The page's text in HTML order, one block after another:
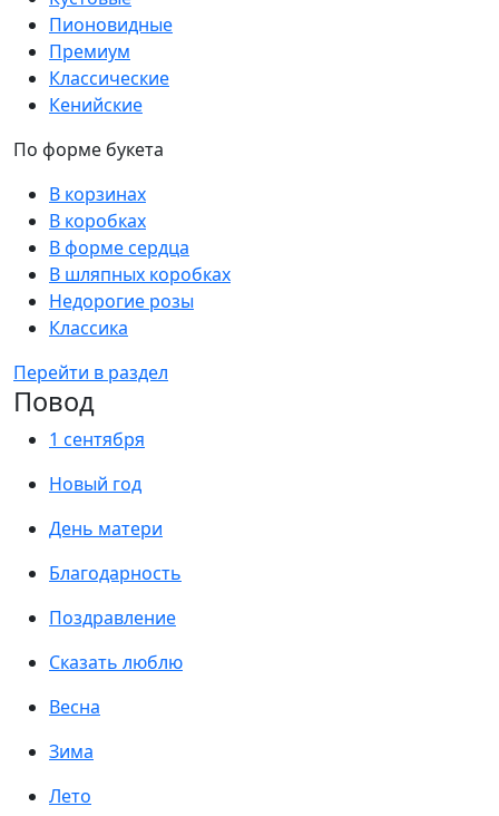
Пионовидные
Премиум
Классические
Кенийские
По форме букета
В корзинах
В коробках
В форме сердца
В шляпных коробках
Недорогие розы
Классика
Перейти в раздел
Повод
1 сентября
Новый год
День матери
Благодарность
Поздравление
Сказать люблю
Весна
Зима
Лето